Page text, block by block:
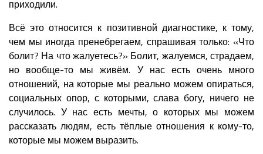
приходили.
Всё это относится к позитивной диагностике, к тому,
чем мы иногда пренебрегаем, спрашивая только: «Что
болит? На что жалуетесь?» Болит, жалуемся, страдаем,
но вообще-то мы живём. У нас есть очень много
отношений, на которые мы реально можем опираться,
социальных опор, с которыми, слава богу, ничего не
случилось. У нас есть мечты, о которых мы можем
рассказать людям, есть тёплые отношения к кому-то,
которые мы можем выразить.